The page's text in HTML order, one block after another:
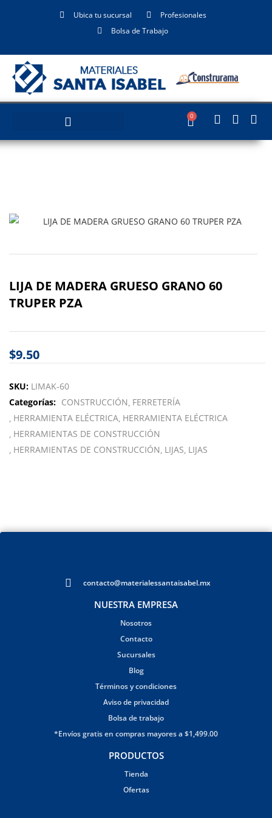
Ubica tu sucursal
Profesionales
Bolsa de Trabajo
0
LIJA DE MADERA GRUESO GRANO 60
TRUPER PZA
$9.50
SKU: LIMAK-60
Categorías: CONSTRUCCIÓN FERRETERÍA
HERRAMIENTA ELÉCTRICA HERRAMIENTA ELÉCTRICA
HERRAMIENTAS DE CONSTRUCCIÓN
HERRAMIENTAS DE CONSTRUCCIÓN LIJAS LIJAS
contacto@materialessantaisabel.mx
NUESTRA EMPRESA
Nosotros
Contacto
Sucursales
Blog
Términos y condiciones
Aviso de privacidad
Bolsa de trabajo
*Envíos gratis en compras mayores a $1,499.00
PRODUCTOS
Tienda
Ofertas